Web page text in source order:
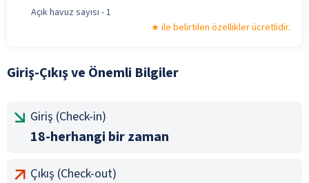
Açık havuz sayısı - 1
ile belirtilen özellikler ücretlidir.
Giriş-Çıkış ve Önemli Bilgiler
Giriş (Check-in)
18-herhangi bir zaman
Çıkış (Check-out)